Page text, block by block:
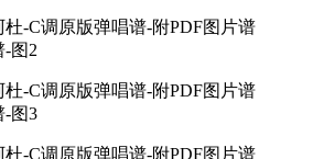
-图2
-图3